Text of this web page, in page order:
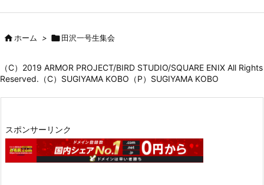
ホーム > 田沢一号生集会
（C）2019 ARMOR PROJECT/BIRD STUDIO/SQUARE ENIX All Rights
Reserved.（C）SUGIYAMA KOBO（P）SUGIYAMA KOBO
スポンサーリンク